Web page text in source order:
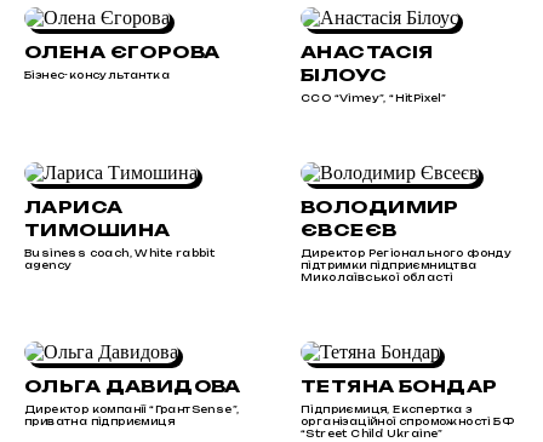
ОЛЕНА ЄГОРОВА
Бізнес-консультантка
АНАСТАСІЯ
БІЛОУС
ССО “Vimey”, “HitPixel”
ЛАРИСА
ТИМОШИНА
Business coach, White rabbit
agency
ВОЛОДИМИР
ЄВСЕЄВ
Директор Регіонального фонду
підтримки підприємництва
Миколаївської області
ОЛЬГА ДАВИДОВА
Директор компанії “ГрантSense”,
приватна підприємиця
ТЕТЯНА БОНДАР
Підприємиця, Експертка з
організаційної спроможності БФ
“Street Child Ukraine”